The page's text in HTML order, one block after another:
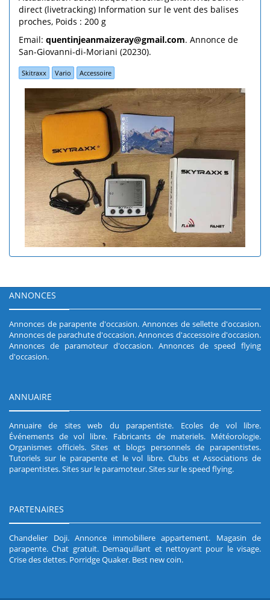
direct (livetracking) Information sur le vent des balises
proches, Poids : 200 g
Email: quentinjeanmaizeray@gmail.com. Annonce de
San-Giovanni-di-Moriani (20230).
Skitraxx Vario Accessoire
ANNONCES
Annonces de parapente d'occasion. Annonces de sellette d'occasion.
Annonces de parachute d'occasion.Annonces d'accessoire d'occasion.
Annonces de paramoteur d'occasion. Annonces de speed flying
d'occasion.
ANNUAIRE
Annuaire de sites web du parapentiste. Ecoles de vol libre.
Événements de vol libre. Fabricants de materiels. Météorologie.
Organismes officiels.Sites et blogs personnels de parapentistes.
Tutoriels sur le parapente et le vol libre.Clubs et Associations de
parapentistes.Sites sur le paramoteur.Sites sur le speed flying.
PARTENAIRES
Chandelier Doji. Annonce immobiliere appartement. Magasin de
parapente.Chat gratuit. Demaquillant et nettoyant pour le visage.
Crise des dettes. Porridge Quaker. Best new coin.